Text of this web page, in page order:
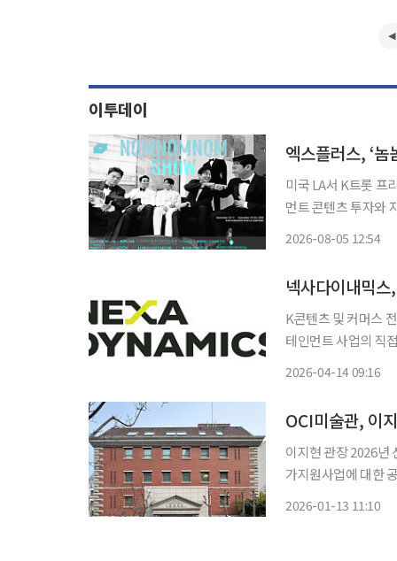
이투데이
엑스플러스, ‘
미국 LA서 K트롯 프리미엄 콘
먼트 콘텐츠 투자와
2026-08-05 12:54
K콘텐츠 및 커머스
테인먼트 사업의 직
2026-04-14 09:16
OCI미술관, 이
이지현 관장 2026년
가지원사업에 대한 공로 인정 이지현 OCI미술관 관장이 문화예
2026-01-13 11:10